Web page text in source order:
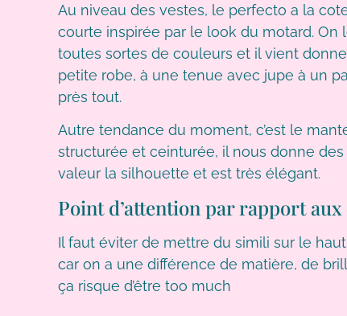
Au niveau des vestes, le perfecto a la
courte inspirée par le look du motard. On
toutes sortes de couleurs et il vient
petite robe, à une tenue avec jupe à un
près tout.
Autre tendance du moment, c’est le
structurée et ceinturée, il nous donne
valeur la silhouette et est très élégant.
Point d’attention par rapport aux
Il faut éviter de mettre du simili sur le
car on a une différence de matière, de
ça risque d’être too much